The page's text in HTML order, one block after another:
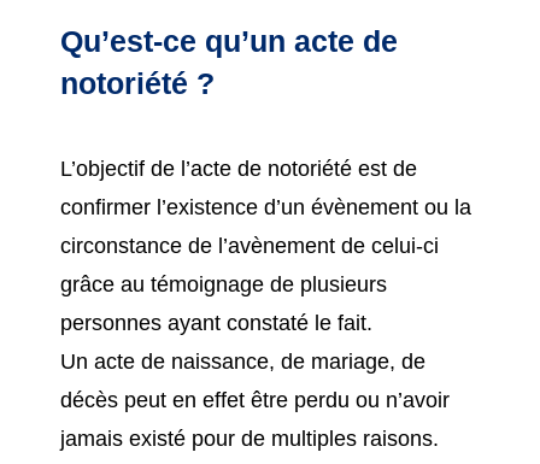
Qu’est-ce qu’un acte de
notoriété ?
L’objectif de l’acte de notoriété est de
confirmer l’existence d’un évènement ou la
circonstance de l’avènement de celui-ci
grâce au témoignage de plusieurs
personnes ayant constaté le fait.
Un acte de naissance, de mariage, de
décès peut en effet être perdu ou n’avoir
jamais existé pour de multiples raisons.